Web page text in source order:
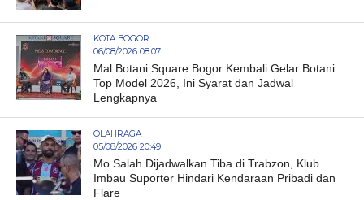
KOTA BOGOR
06/08/2026 08:07
Mal Botani Square Bogor Kembali Gelar Botani
Top Model 2026, Ini Syarat dan Jadwal
Lengkapnya
OLAHRAGA
05/08/2026 20:49
Mo Salah Dijadwalkan Tiba di Trabzon, Klub
Imbau Suporter Hindari Kendaraan Pribadi dan
Flare